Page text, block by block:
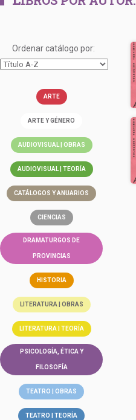
Ordenar catálogo por:
ARTE
ARTE Y GÉNERO
AUDIOVISUAL | OBRAS
AUDIOVISUAL | TEORÍA
CATÁLOGOS Y ANUARIOS
CIENCIAS
DRAMATURGOS DE
PROVINCIAS
HISTORIA
LITERATURA | OBRAS
LITERATURA | TEORÍA
PSICOLOGÍA, ÉTICA Y
FILOSOFÍA
TEATRO | OBRAS
TEATRO | TEORÍA